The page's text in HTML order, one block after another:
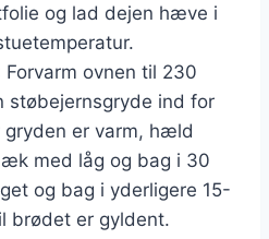
og lad dejen hæve i
Forvarm ovnen til 230
støbejernsgryde ind for
gryden er varm, hæld
med låg og bag i 30
og bag i yderligere 15-
brødet er gyldent.